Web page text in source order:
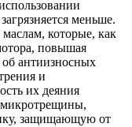
меньше.
которые, как
повышая
антиизносных
и
их деяния
микротрещины,
защищающую от